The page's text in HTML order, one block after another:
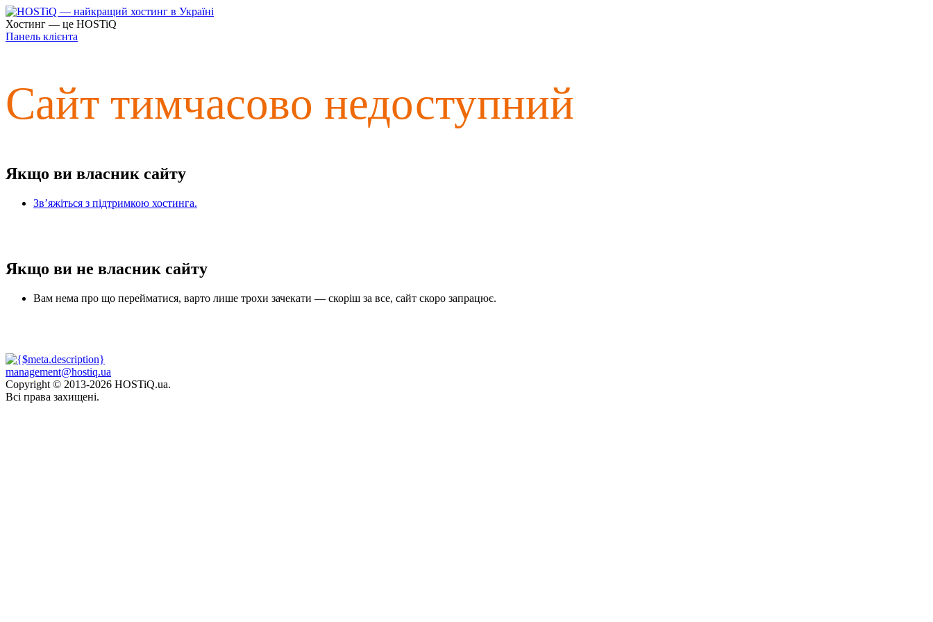
Хостинг — це HOSTiQ
Панель клієнта
Сайт тимчасово недоступний
Якщо ви власник сайту
Зв’яжіться з підтримкою хостинга.
Якщо ви не власник сайту
Вам нема про що перейматися, варто лише трохи зачекати — скоріш за все, сайт скоро запрацює.
management@hostiq.ua
Copyright © 2013-2026 HOSTiQ.ua.
Всі права захищені.